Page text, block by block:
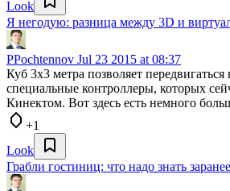
Look
Я негодую: разница между 3D и
PPochtennov Jul 23 2015 at 08:37
Куб 3х3 метра позволяет
специальные контроллеры, которых
Кинектом. Вот здесь есть немного
+1
Look
Грабли гостиниц: что надо знать